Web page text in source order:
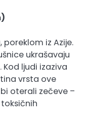
iz Azije.
ukrašavaju
ljudi izaziva
vrsta ove
oterali zečeve –